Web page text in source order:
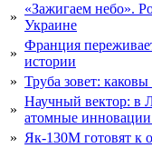
»
«Зажигаем небо».
Украине
»
Франция
истории
» Труба зовет:
»
Научный вектор: в
атомные
» Як-130М готовят к